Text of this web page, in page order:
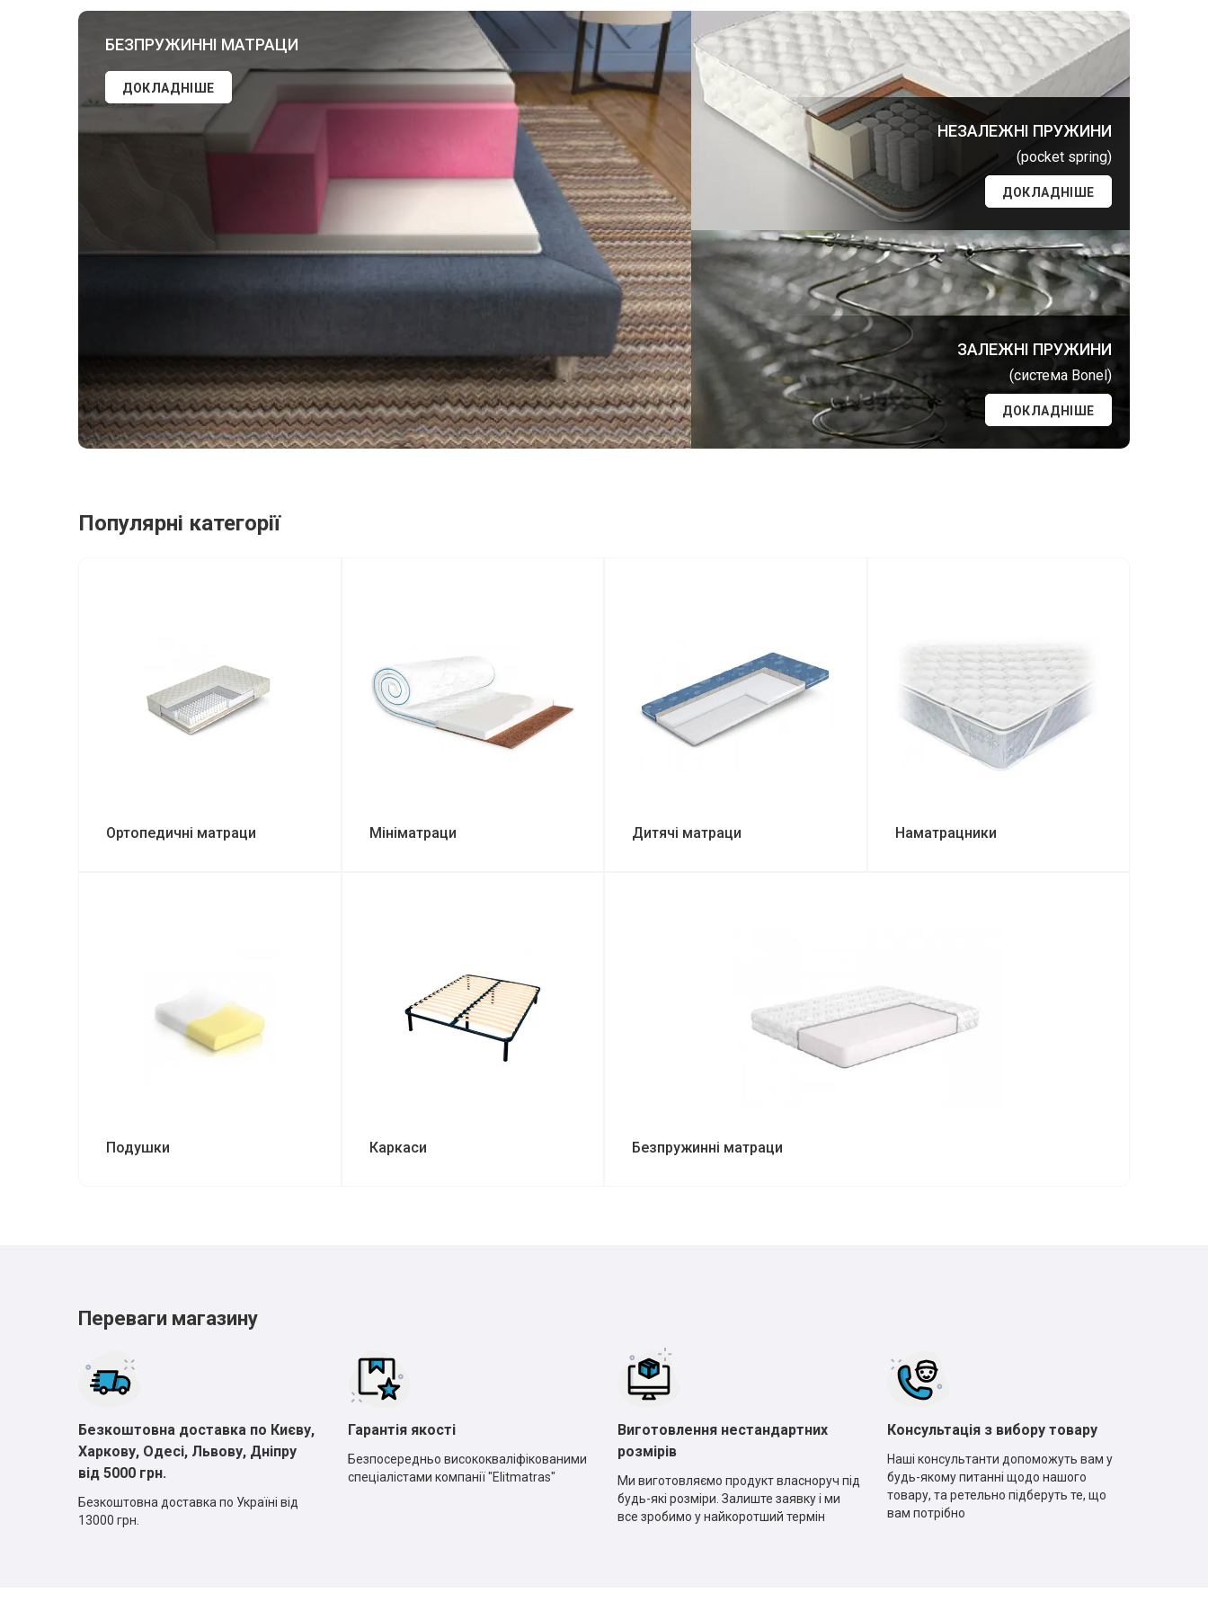
БЕЗПРУЖИННІ МАТРАЦИ
ДОКЛАДНІШЕ
НЕЗАЛЕЖНІ ПРУЖИНИ
(pocket spring)
ДОКЛАДНІШЕ
ЗАЛЕЖНІ ПРУЖИНИ
(система Bonel)
ДОКЛАДНІШЕ
Популярні категорії
Ортопедичні матраци Мініматраци Дитячі матраци Наматрацники
Подушки Каркаси Безпружинні матраци
Переваги магазину
Безкоштовна доставка по Києву,
Харкову, Одесі, Львову, Дніпру
від 5000 грн.
Безкоштовна доставка по Україні від
13000 грн.
Гарантія якості
Безпосередньо висококваліфікованими
спеціалістами компанії "Elitmatras"
Виготовлення нестандартних
розмірів
Ми виготовляємо продукт власноруч під
будь-які розміри. Залиште заявку і ми
все зробимо у найкоротший термін
Консультація з вибору товару
Наші консультанти допоможуть вам у
будь-якому питанні щодо нашого
товару, та ретельно підберуть те, що
вам потрібно
*